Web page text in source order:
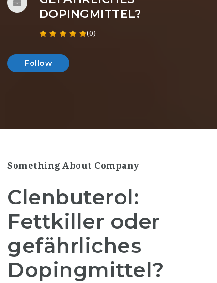
DOPINGMITTEL?
(0)
Follow
Something About Company
Clenbuterol:
Fettkiller oder
gefährliches
Dopingmittel?